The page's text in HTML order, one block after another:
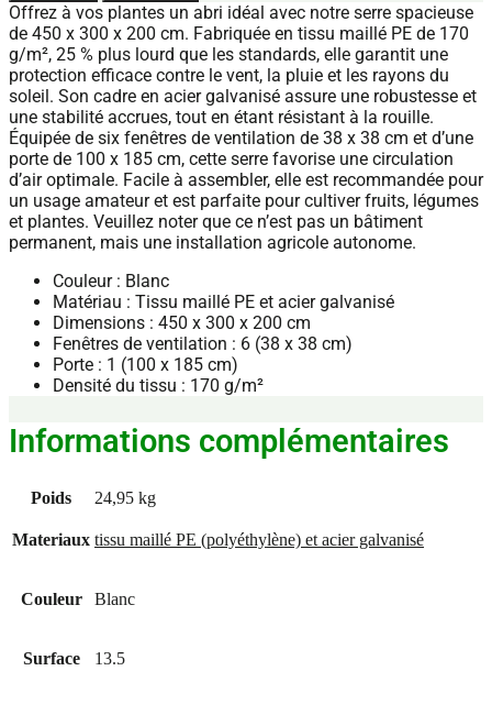
Offrez à vos plantes un abri idéal avec notre serre spacieuse
de 450 x 300 x 200 cm. Fabriquée en tissu maillé PE de 170
g/m², 25 % plus lourd que les standards, elle garantit une
protection efficace contre le vent, la pluie et les rayons du
soleil. Son cadre en acier galvanisé assure une robustesse et
une stabilité accrues, tout en étant résistant à la rouille.
Équipée de six fenêtres de ventilation de 38 x 38 cm et d’une
porte de 100 x 185 cm, cette serre favorise une circulation
d’air optimale. Facile à assembler, elle est recommandée pour
un usage amateur et est parfaite pour cultiver fruits, légumes
et plantes. Veuillez noter que ce n’est pas un bâtiment
permanent, mais une installation agricole autonome.
Couleur : Blanc
Matériau : Tissu maillé PE et acier galvanisé
Dimensions : 450 x 300 x 200 cm
Fenêtres de ventilation : 6 (38 x 38 cm)
Porte : 1 (100 x 185 cm)
Densité du tissu : 170 g/m²
Informations complémentaires
Poids 24,95 kg
Materiaux tissu maillé PE (polyéthylène) et acier galvanisé
Couleur Blanc
Surface 13.5